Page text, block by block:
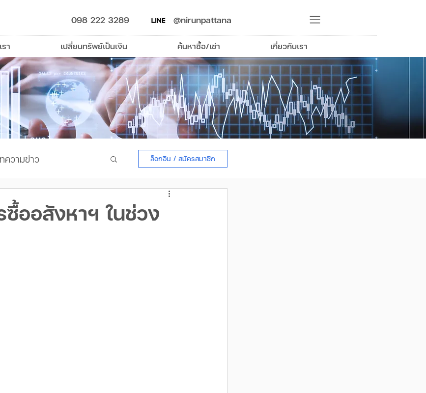
098 222 3289 @nirunpattana
า เปลี่ยนทรัพย์เป็นเงิน ค้นหาซื้อ/เช่า เกี่ยวกับเรา
ความข่าว ล็อกอิน / สมัครสมาชิก
ออสังหาฯ ในช่วง